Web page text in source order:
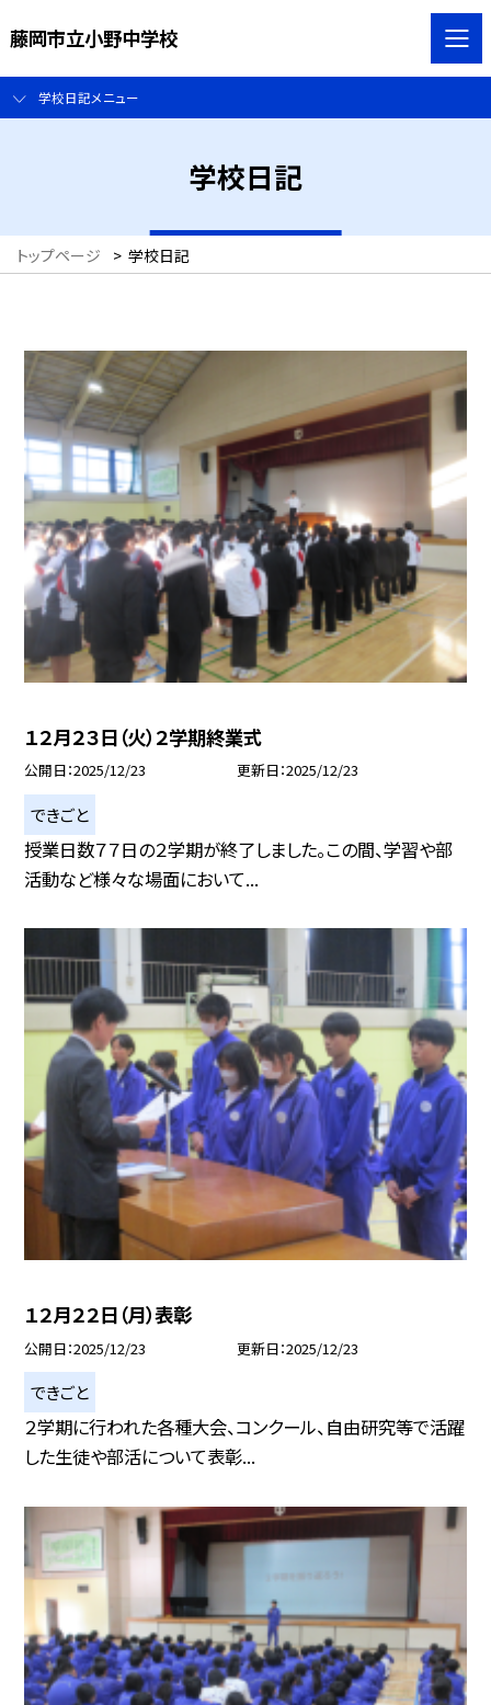
藤岡市立小野中学校
学校日記メニュー
学校日記
トップページ > 学校日記
１２月２３日（火）２学期終業式
公開日 2025/12/23 更新日 2025/12/23
できごと
授業日数７７日の２学期が終了しました。この間、学習や部
活動など様々な場面において...
１２月２２日（月）表彰
公開日 2025/12/23 更新日 2025/12/23
できごと
２学期に行われた各種大会、コンクール、自由研究等で活躍
した生徒や部活について表彰...